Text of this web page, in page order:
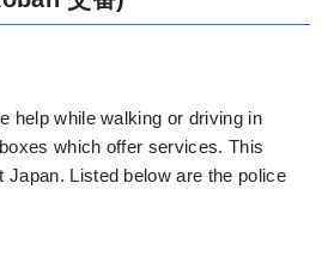
help while walking or driving in
which offer services. This
Listed below are the police